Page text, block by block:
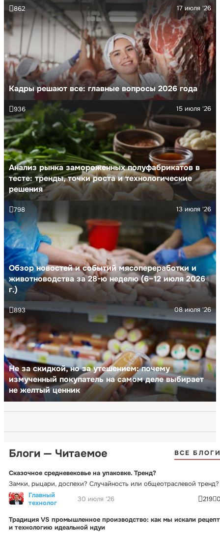
Кадры решают все: главные вопросы 2026 года
17 июля '26
862
Анализ рынка замороженных полуфабрикатов в
тесте: тренды, точки роста и технологические
решения
15 июля '26
936
Обзор новостей и событий мясопереработки и
животноводства за 28-ю неделю (6–12 июля 2026
г.)
13 июля '26
798
Не за скидкой, но за утешением: почему
измученный покупатель на самом деле выбирает
не желтый ценник
08 июля '26
893
Блоги — Читаемое ВСЕ
Сказочное средневековье на упаковке. Тренд?
Замки, рыцари, доспехи? Случайность или общеотраслевой тренд?
Главный
технолог
30 июля '26 219
Традиция VS промышленное производство: как мы искали рецепт
и технологию идеальной ндуи